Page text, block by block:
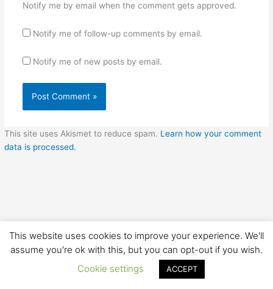
Notify me by email when the comment gets approved.
Notify me of follow-up comments by email.
Notify me of new posts by email.
This site uses Akismet to reduce spam. Learn how your comment
data is processed.
This website uses cookies to improve your experience. We'll
assume you're ok with this, but you can opt-out if you wish.
Cookie settings
ACCEPT